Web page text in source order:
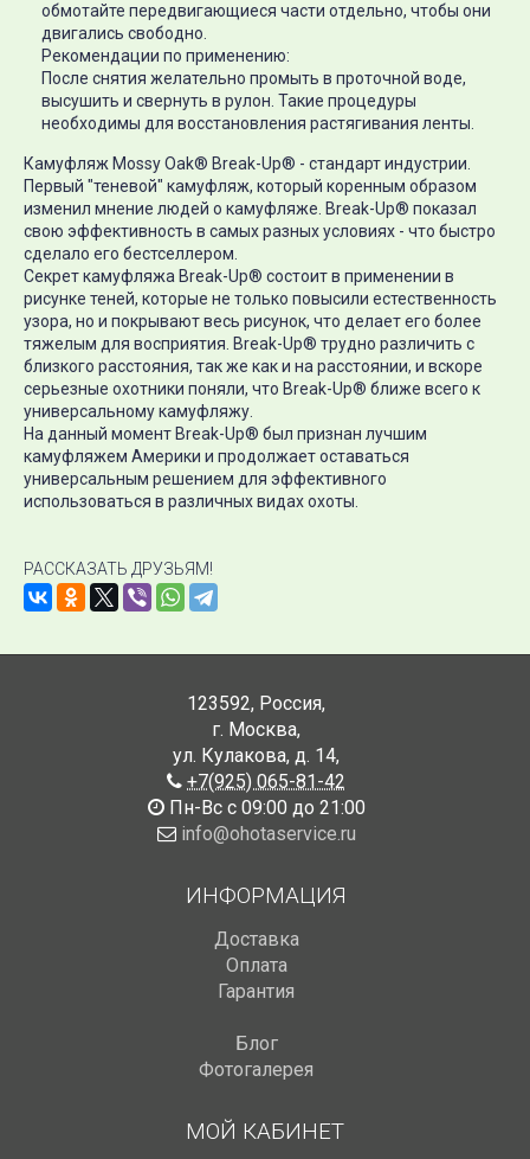
обмотайте передвигающиеся части отдельно, чтобы они
двигались свободно.
Рекомендации по применению:
После снятия желательно промыть в проточной воде,
высушить и свернуть в рулон. Такие процедуры
необходимы для восстановления растягивания ленты.
Камуфляж Mossy Oak® Break-Up® - стандарт индустрии.
Первый "теневой" камуфляж, который коренным образом
изменил мнение людей о камуфляже. Break-Up® показал
свою эффективность в самых разных условиях - что быстро
сделало его бестселлером.
Секрет камуфляжа Break-Up® состоит в применении в
рисунке теней, которые не только повысили естественность
узора, но и покрывают весь рисунок, что делает его более
тяжелым для восприятия. Break-Up® трудно различить с
близкого расстояния, так же как и на расстоянии, и вскоре
серьезные охотники поняли, что Break-Up® ближе всего к
универсальному камуфляжу.
На данный момент Break-Up® был признан лучшим
камуфляжем Америки и продолжает оставаться
универсальным решением для эффективного
использоваться в различных видах охоты.
РАССКАЗАТЬ ДРУЗЬЯМ!
123592, Россия,
г. Москва,
ул. Кулакова, д. 14,
+7(925) 065-81-42
Пн-Вс с 09:00 до 21:00
info@ohotaservice.ru
ИНФОРМАЦИЯ
Доставка
Оплата
Гарантия
Блог
Фотогалерея
МОЙ КАБИНЕТ